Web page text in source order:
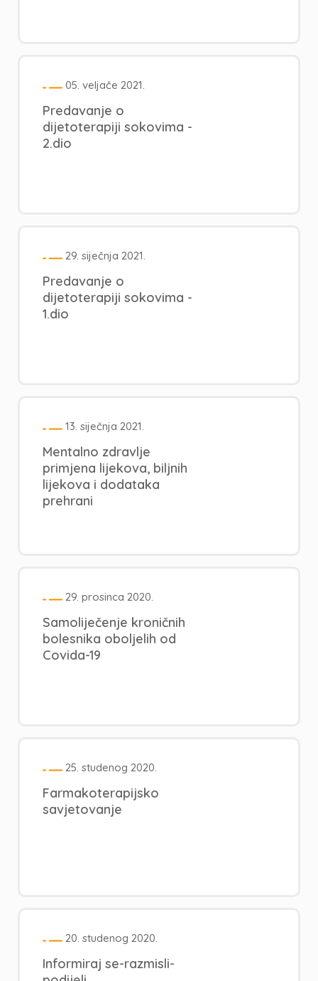
05. veljače 2021.
Predavanje o
dijetoterapiji sokovima -
2.dio
29. siječnja 2021.
Predavanje o
dijetoterapiji sokovima -
1.dio
13. siječnja 2021.
Mentalno zdravlje
primjena lijekova, biljnih
lijekova i dodataka
prehrani
29. prosinca 2020.
Samoliječenje kroničnih
bolesnika oboljelih od
Covida-19
25. studenog 2020.
Farmakoterapijsko
savjetovanje
20. studenog 2020.
Informiraj se-razmisli-